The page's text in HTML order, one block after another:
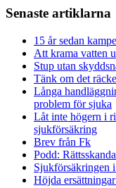
Senaste artiklarna
15 år sedan
Att krama vatten
Stup utan
Tänk om det
Långa
problem för sjuka
Låt inte högern i
sjukförsäkring
Brev från Fk
Podd:
Sjukförsäkringen
Höjda